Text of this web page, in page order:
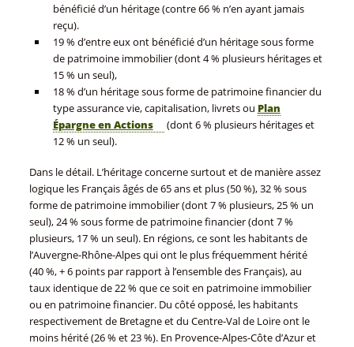
bénéficié d’un héritage (contre 66 % n’en ayant jamais
reçu).
19 % d’entre eux ont bénéficié d’un héritage sous forme
de patrimoine immobilier (dont 4 % plusieurs héritages et
15 % un seul),
18 % d’un héritage sous forme de patrimoine financier du
type assurance vie, capitalisation, livrets ou Plan
Épargne en Actions
(dont 6 % plusieurs héritages et
12 % un seul).
Dans le détail. L’héritage concerne surtout et de manière assez
logique les Français âgés de 65 ans et plus (50 %), 32 % sous
forme de patrimoine immobilier (dont 7 % plusieurs, 25 % un
seul), 24 % sous forme de patrimoine financier (dont 7 %
plusieurs, 17 % un seul). En régions, ce sont les habitants de
l’Auvergne-Rhône-Alpes qui ont le plus fréquemment hérité
(40 %, + 6 points par rapport à l’ensemble des Français), au
taux identique de 22 % que ce soit en patrimoine immobilier
ou en patrimoine financier. Du côté opposé, les habitants
respectivement de Bretagne et du Centre-Val de Loire ont le
moins hérité (26 % et 23 %). En Provence-Alpes-Côte d’Azur et